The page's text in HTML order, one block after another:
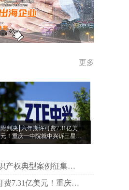
更多
附判决┃六年期许可费7.31亿美
元！重庆一中院就中兴诉三星案
作出一审判决